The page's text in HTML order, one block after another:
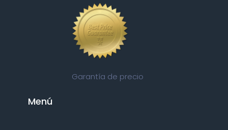
Garantía de precio
Menú